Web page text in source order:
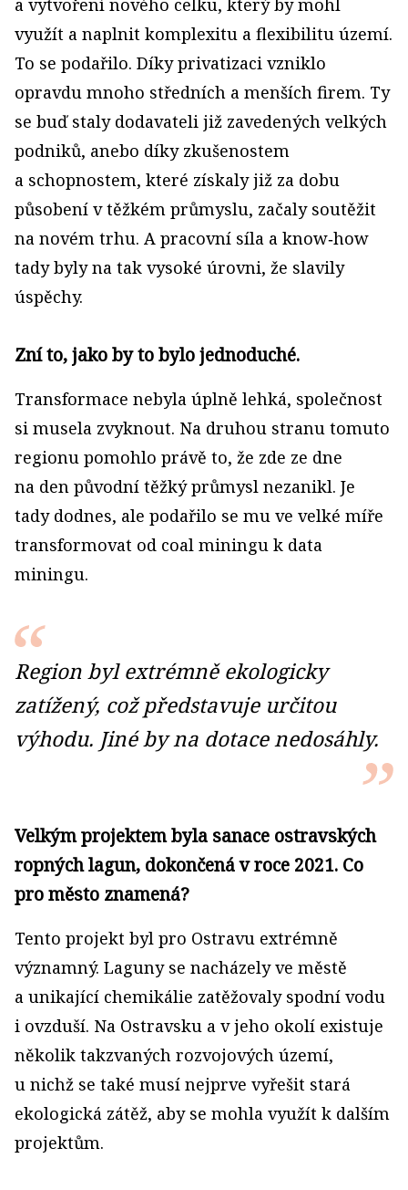
a vytvoření nového celku, který by mohl
využít a naplnit komplexitu a flexibilitu území.
To se podařilo. Díky privatizaci vzniklo
opravdu mnoho středních a menších firem. Ty
se buď staly dodavateli již zavedených velkých
podniků, anebo díky zkušenostem
a schopnostem, které získaly již za dobu
působení v těžkém průmyslu, začaly soutěžit
na novém trhu. A pracovní síla a know‑how
tady byly na tak vysoké úrovni, že slavily
úspěchy.
Zní to, jako by to bylo jednoduché.
Transformace nebyla úplně lehká, společnost
si musela zvyknout. Na druhou stranu tomuto
regionu pomohlo právě to, že zde ze dne
na den původní těžký průmysl nezanikl. Je
tady dodnes, ale podařilo se mu ve velké míře
transformovat od coal miningu k data
miningu.
Region byl extrémně ekologicky
zatížený, což představuje určitou
výhodu. Jiné by na dotace nedosáhly.
Velkým projektem byla sanace ostrav­ských
ropných lagun, dokončená v roce 2021. Co
pro město znamená?
Tento projekt byl pro Ostravu extrém­ně
významný. Laguny se nacházely ve městě
a unikající chemikálie zatěžovaly spodní vodu
i ovzduší. Na Ostravsku a v jeho okolí existuje
několik takzvaných rozvojových území,
u nichž se také musí nejprve vyřešit stará
ekologická zátěž, aby se mohla využít k dalším
projektům.